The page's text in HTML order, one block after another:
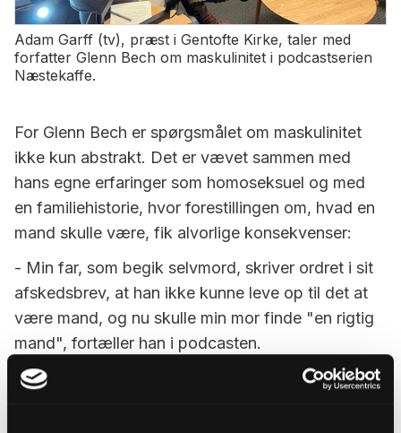
Adam Garff (tv), præst i Gentofte Kirke, taler med
forfatter Glenn Bech om maskulinitet i podcastserien
Næstekaffe.
For Glenn Bech er spørgsmålet om maskulinitet
ikke kun abstrakt. Det er vævet sammen med
hans egne erfaringer som homoseksuel og med
en familiehistorie, hvor forestillingen om, hvad en
mand skulle være, fik alvorlige konsekvenser:
- Min far, som begik selvmord, skriver ordret i sit
afskedsbrev, at han ikke kunne leve op til det at
være mand, og nu skulle min mor finde "en rigtig
mand", fortæller han i podcasten.
Han mener, at maskulinitet i dag ofte er fastlåst